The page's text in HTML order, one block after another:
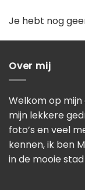
Je hebt nog
Over mij
Welkom op
mijn lekkere
foto’s en veel
kennen, ik ben
in de mooie